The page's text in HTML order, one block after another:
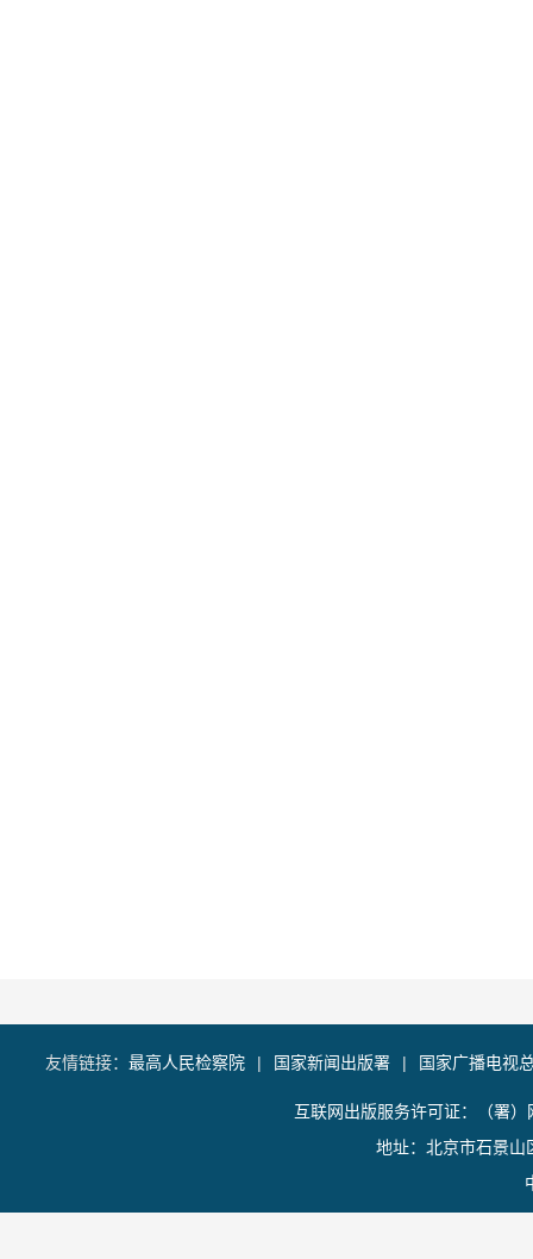
友情链接： 最高人民检察院 | 国家新闻出版署 | 国家广播电视
互联网出版服务许可证：（署
地址：北京市石景